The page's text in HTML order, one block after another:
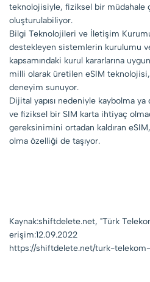
teknolojisiyle, fiziksel bir müdahale
oluşturulabiliyor.
Bilgi Teknolojileri ve İletişim
destekleyen sistemlerin kurulumu
kapsamındaki kurul kararlarına
milli olarak üretilen eSIM teknolojisi,
deneyim sunuyor.
Dijital yapısı nedeniyle kaybolma ya
ve fiziksel bir SIM karta ihtiyaç
gereksinimini ortadan kaldıran
olma özelliği de taşıyor.
Kaynak:shiftdelete.net, "Türk
erişim:12.09.2022
https://shiftdelete.net/turk-